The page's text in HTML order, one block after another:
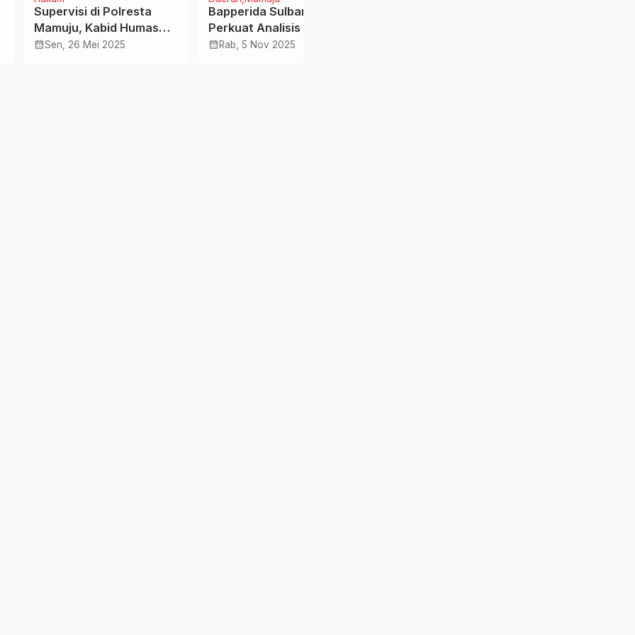
di Polresta
Kabid Humas
Sulbar Dorong
26 Mei 2025
Bapperida Sulbar
Perkuat Analisis Survei
Kepuasan Masyarakat
Rab, 5 Nov 2025